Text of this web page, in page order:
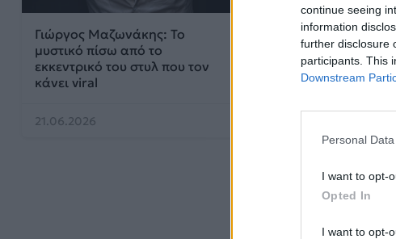
continue seeing
information
further disclosure
participants. This
Downstream
Personal
I want to opt-
Opted In
I want to opt-
Γιώργος Μαζωνάκης: Το
μυστικό πίσω από το
εκκεντρικό του στυλ που τον
κάνει viral
21.06.2026
Γιώργος
μεγάλη συναυλία
Θεσσαλονίκη και το
ζεϊμπέκικο